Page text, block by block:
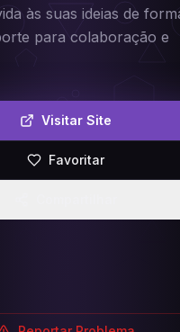
às suas ideias de
para colaboração e
Visitar Site
Favoritar